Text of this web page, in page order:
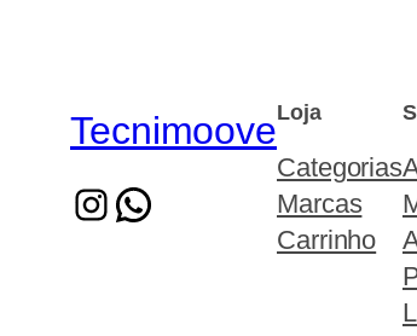
TecnimooveLoja
Categorias
Marcas
Carrinho